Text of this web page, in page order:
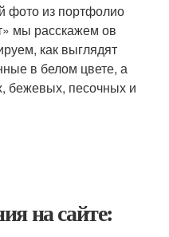
фото из портфолио
мы расскажем ов
как выглядят
в белом цвете, а
бежевых, песочных и
на сайте: